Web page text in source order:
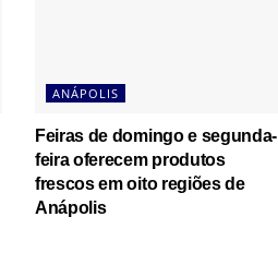
ANÁPOLIS
Feiras de domingo e segunda-
feira oferecem produtos
frescos em oito regiões de
Anápolis